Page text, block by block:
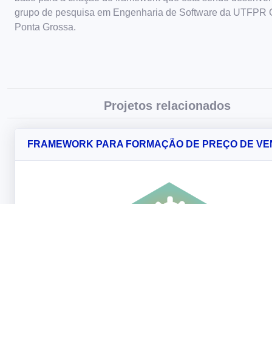
grupo de pesquisa em Engenharia de Software da UTFPR
Ponta Grossa.
Projetos relacionados
FRAMEWORK PARA FORMAÇÃO DE PREÇO DE